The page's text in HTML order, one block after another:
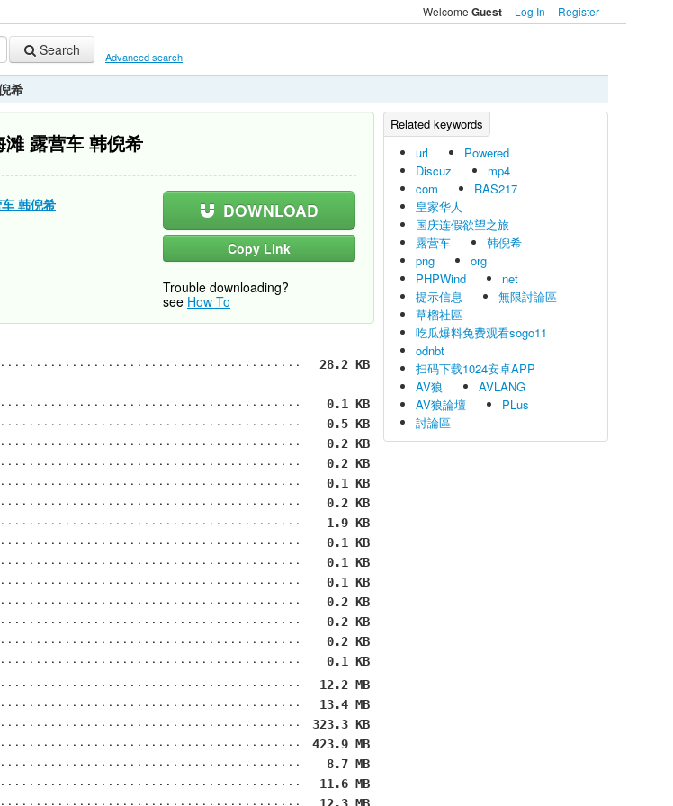
Welcome Guest Log In Register
Search Advanced search
希
url
Powered
Discuz
mp4
com
RAS217
皇家华人
国庆连假欲望之旅
露营车
韩倪希
png
org
PHPWind
net
提示信息
無限討論區
草榴社區
吃瓜爆料免费观看sogo11
odnbt
扫码下载1024安卓APP
AV狼
AVLANG
AV狼論壇
PLus
討論區
露营车 韩倪希
韩倪希 DOWNLOAD
Copy Link
Trouble downloading?
see How To
28.2 KB
0.1 KB
0.5 KB
0.2 KB
0.2 KB
0.1 KB
0.2 KB
1.9 KB
0.1 KB
0.1 KB
0.1 KB
0.2 KB
0.2 KB
0.2 KB
0.1 KB
12.2 MB
13.4 MB
323.3 KB
423.9 MB
8.7 MB
11.6 MB